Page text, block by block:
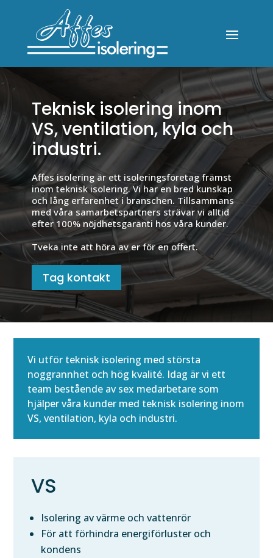
Teknisk isolering inom
VS, ventilation, kyla och
industri.
Affes isolering är ett isoleringsföretag främst
inom teknisk isolering. Vi har en bred kunskap
och lång erfarenhet i branschen. Tillsammans
med våra samarbetspartners strävar vi alltid
efter 100% nöjdhetsgaranti hos våra kunder.
Tveka inte att höra av er för en offert.
Tag kontakt
Vi utför teknisk isolering med största
noggrannhet och hög kvalité. Idag är vi ett
team bestående av sex medarbetare som
hjälper våra kunder med teknisk isolering inom
VS, ventilation, kyla och industri.
VS
Isolering av värme och vattenrör
För att förhindra energiförluster och
kondens